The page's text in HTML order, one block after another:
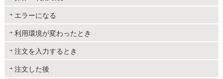
エラーになる
利用環境が変わったとき
注文を入力するとき
注文した後